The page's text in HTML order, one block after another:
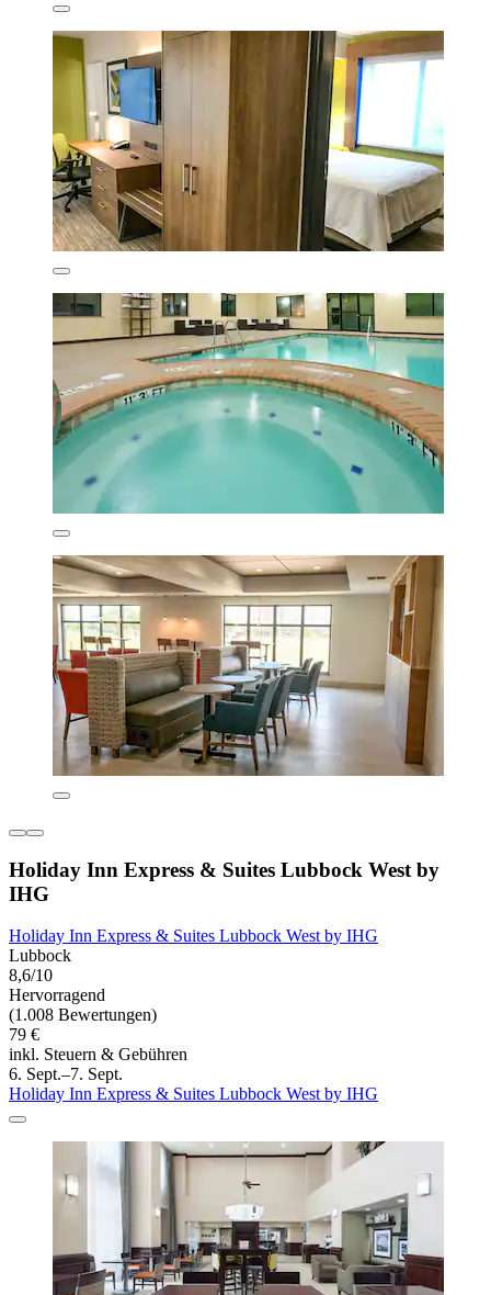
Holiday Inn Express & Suites Lubbock West by
IHG
Holiday Inn Express & Suites Lubbock West by IHG
Lubbock
8,6/10
Hervorragend
(1.008 Bewertungen)
79 €
inkl. Steuern & Gebühren
6. Sept.–7. Sept.
Holiday Inn Express & Suites Lubbock West by IHG